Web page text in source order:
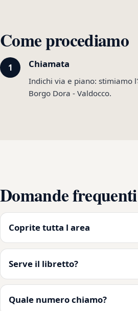
Come procediamo
Chiamata
Indichi via e piano: stimiamo
Borgo Dora - Valdocco.
Domande frequenti
Coprite tutta l area
Serve il libretto?
Quale numero chiamo?